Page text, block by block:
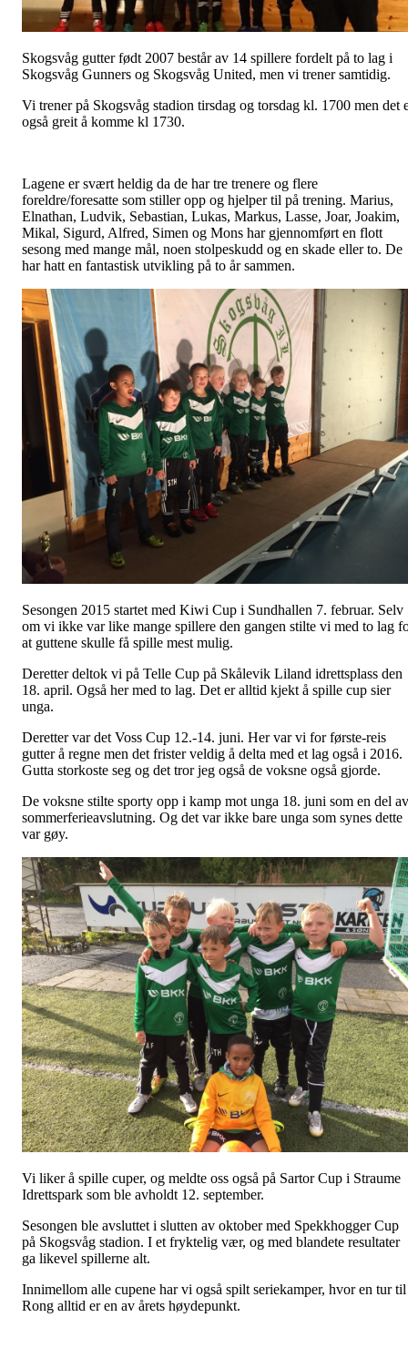
Skogsvåg gutter født 2007 består av 14 spillere fordelt på to lag i
Skogsvåg Gunners og Skogsvåg United, men vi trener samtidig.
Vi trener på Skogsvåg stadion tirsdag og torsdag kl. 1700 men det
også greit å komme kl 1730.
Lagene er svært heldig da de har tre trenere og flere
foreldre/foresatte som stiller opp og hjelper til på trening. Marius,
Elnathan, Ludvik, Sebastian, Lukas, Markus, Lasse, Joar, Joakim,
Mikal, Sigurd, Alfred, Simen og Mons har gjennomført en flott
sesong med mange mål, noen stolpeskudd og en skade eller to. De
har hatt en fantastisk utvikling på to år sammen.
Sesongen 2015 startet med Kiwi Cup i Sundhallen 7. februar. Selv
om vi ikke var like mange spillere den gangen stilte vi med to lag
at guttene skulle få spille mest mulig.
Deretter deltok vi på Telle Cup på Skålevik Liland idrettsplass den
18. april. Også her med to lag. Det er alltid kjekt å spille cup sier
unga.
Deretter var det Voss Cup 12.-14. juni. Her var vi for første-reis
gutter å regne men det frister veldig å delta med et lag også i 2016.
Gutta storkoste seg og det tror jeg også de voksne også gjorde.
De voksne stilte sporty opp i kamp mot unga 18. juni som en del av
sommerferieavslutning. Og det var ikke bare unga som synes dette
var gøy.
Vi liker å spille cuper, og meldte oss også på Sartor Cup i Straume
Idrettspark som ble avholdt 12. september.
Sesongen ble avsluttet i slutten av oktober med Spekkhogger Cup
på Skogsvåg stadion. I et fryktelig vær, og med blandete resultater
ga likevel spillerne alt.
Innimellom alle cupene har vi også spilt seriekamper, hvor en tur til
Rong alltid er en av årets høydepunkt.